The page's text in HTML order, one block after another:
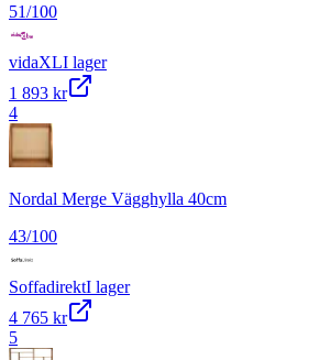
51/100
vidaXLI lager
1 893 kr
4
Nordal Merge Vägghylla 40cm
43/100
SoffadirektI lager
4 765 kr
5